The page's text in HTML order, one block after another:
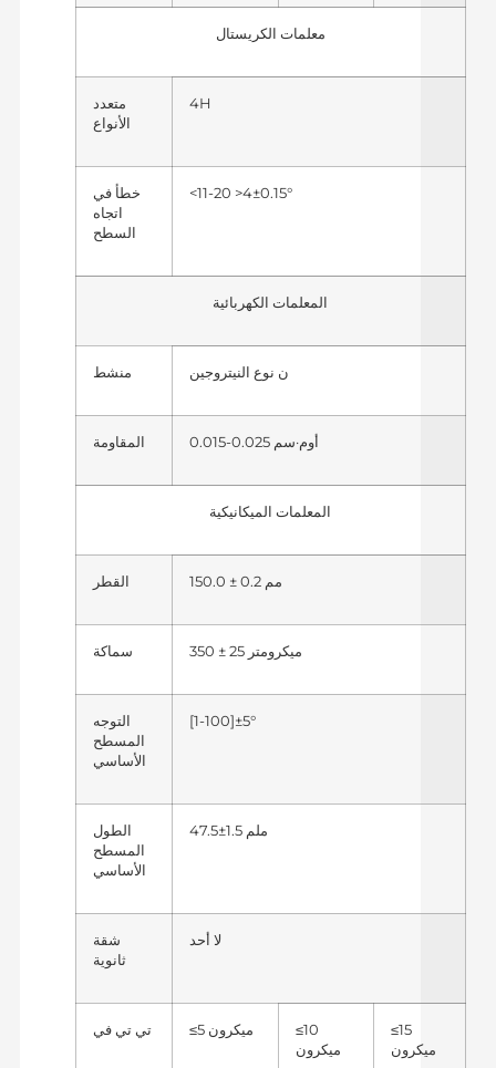
معلمات الكريستال
متعدد
الأنواع
4H
خطأ في
اتجاه
السطح
<11-20 >4±0.15°
المعلمات الكهربائية
منشط ن نوع النيتروجين
المقاومة
المعلمات الميكانيكية
القطر
سماكة
التوجه
المسطح
الأساسي
[1-100]±5°
الطول
المسطح
الأساسي
شقة
ثانوية
لا أحد
تي تي في
≤10
ميكرون
≤15
ميكرون